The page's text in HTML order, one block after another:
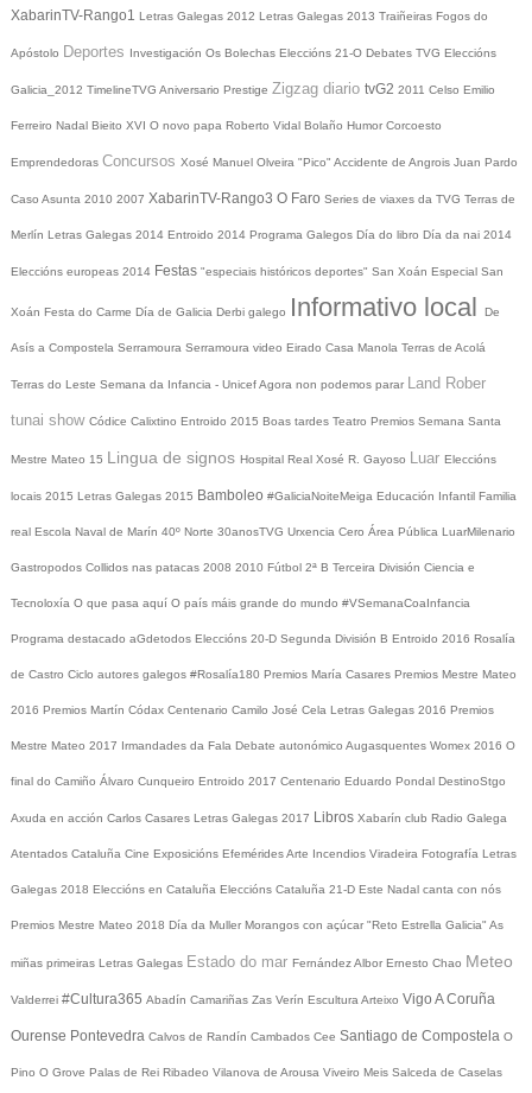
XabarinTV-Rango1 Letras Galegas 2012 Letras Galegas 2013 Traiñeiras Fogos do
Apóstolo Deportes Investigación Os Bolechas Eleccións 21-O Debates TVG Eleccións
Galicia_2012 TimelineTVG Aniversario Prestige Zigzag diario tvG2 2011 Celso Emilio
Ferreiro Nadal Bieito XVI O novo papa Roberto Vidal Bolaño Humor Corcoesto
Emprendedoras Concursos Xosé Manuel Olveira "Pico" Accidente de Angrois Juan Pardo
Caso Asunta 2010 2007 XabarinTV-Rango3 O Faro Series de viaxes da TVG Terras de
Merlín Letras Galegas 2014 Entroido 2014 Programa Galegos Día do libro Día da nai 2014
Eleccións europeas 2014 Festas "especiais históricos deportes" San Xoán Especial San
Xoán Festa do Carme Día de Galicia Derbi galego Informativo local De
Asís a Compostela Serramoura Serramoura video Eirado Casa Manola Terras de Acolá
Terras do Leste Semana da Infancia - UnicefAgora non podemos parar Land Rober
tunai show Códice Calixtino Entroido 2015 Boas tardes Teatro Premios Semana Santa
Mestre Mateo 15 Lingua de signos Hospital Real Xosé R. Gayoso Luar Eleccións
locais 2015 Letras Galegas 2015 Bamboleo #GaliciaNoiteMeiga Educación Infantil Familia
real Escola Naval de Marín 40º Norte 30anosTVG Urxencia Cero Área Pública LuarMilenario
Gastropodos Collidos nas patacas 2008 2010 Fútbol 2ª B Terceira División Ciencia e
Tecnoloxía O que pasa aquí O país máis grande do mundo #VSemanaCoaInfancia
Programa destacado aGdetodos Eleccións 20-D Segunda División B Entroido 2016 Rosalía
de Castro Ciclo autores galegos #Rosalía180 Premios María Casares Premios Mestre Mateo
2016 Premios Martín Códax Centenario Camilo José Cela Letras Galegas 2016 Premios
Mestre Mateo 2017 Irmandades da Fala Debate autonómico Augasquentes Womex 2016 O
final do Camiño Álvaro Cunqueiro Entroido 2017 Centenario Eduardo Pondal DestinoStgo
Axuda en acción Carlos Casares Letras Galegas 2017 Libros Xabarín club Radio Galega
Atentados Cataluña Cine Exposicións EfeméridesArte Incendios Viradeira Fotografía Letras
Galegas 2018 Eleccións en Cataluña Eleccións Cataluña 21-D Este Nadal canta con nós
Premios Mestre Mateo 2018 Día da Muller Morangos con açúcar "Reto Estrella Galicia" As
miñas primeiras Letras Galegas Estado do mar Fernández Albor Ernesto Chao Meteo
Valderrei #Cultura365 Abadín Camariñas Zas Verín Escultura Arteixo Vigo A Coruña
Ourense Pontevedra Calvos de Randín Cambados Cee Santiago de Compostela O
Pino O Grove Palas de Rei Ribadeo Vilanova de Arousa Viveiro Meis Salceda de Caselas